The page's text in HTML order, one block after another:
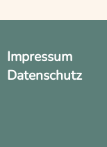
Impressum
Datenschutz